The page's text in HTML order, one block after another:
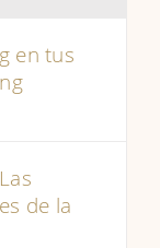
en tus
de la